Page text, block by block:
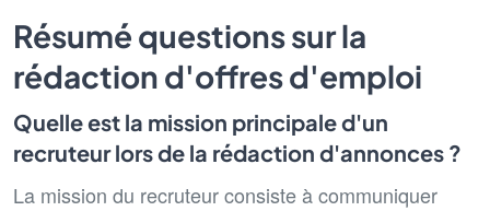
Résumé questions sur la
rédaction d'offres d'emploi
Quelle est la mission principale d'un
recruteur lors de la rédaction d'annonces ?
La mission du recruteur consiste à communiquer